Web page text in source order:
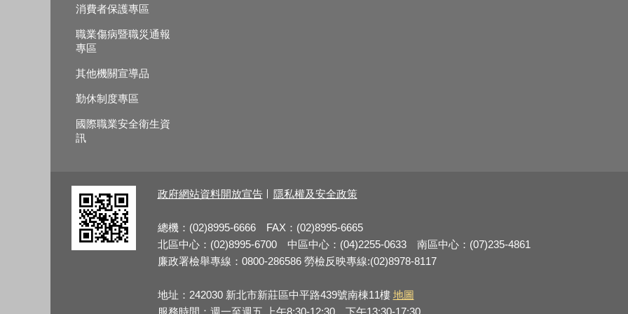
消費者保護專區
職業傷病暨職災通報
專區
其他機關宣導品
勤休制度專區
國際職業安全衛生資
訊
政府網站資料開放宣告 隱私權及安全政策
總機：(02)8995-6666 FAX：(02)8995-6665
北區中心：(02)8995-6700 中區中心：(04)2255-0633 南區中心：(07)235-4861
廉政署檢舉專線：0800-286586 勞檢反映專線:(02)8978-8117
地址：242030 新北市新莊區中平路439號南棟11樓 地圖
服務時間：週一至週五 上午8:30-12:30，下午13:30-17:30